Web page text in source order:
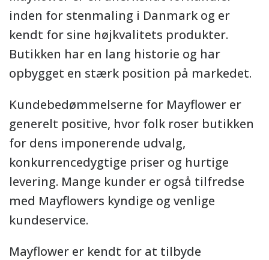
inden for stenmaling i Danmark og er
kendt for sine højkvalitets produkter.
Butikken har en lang historie og har
opbygget en stærk position på markedet.
Kundebedømmelserne for Mayflower er
generelt positive, hvor folk roser butikken
for dens imponerende udvalg,
konkurrencedygtige priser og hurtige
levering. Mange kunder er også tilfredse
med Mayflowers kyndige og venlige
kundeservice.
Mayflower er kendt for at tilbyde